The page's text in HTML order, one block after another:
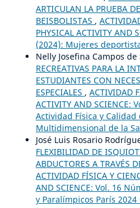
ARTICULAN LA PRUEBA
BEISBOLISTAS ,
PHYSICAL ACTIVITY AND
(2024): Mujeres
Nelly Josefina Campos de
RECREATIVAS PARA LA
ESTUDIANTES CON
ESPECIALES , ACTIVIDAD
ACTIVITY AND SCIENCE:
Actividad Física y
Multidimensional de la
José Luis Rosario
FLEXIBILIDAD DE
ABDUCTORES A TRAVÉS
ACTIVIDAD FÍSICA Y
AND SCIENCE: Vol. 16
y Paralímpicos París